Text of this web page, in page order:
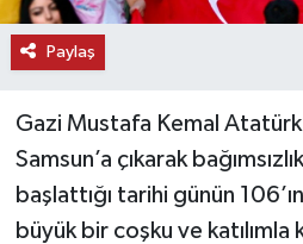
Paylaş
Gazi Mustafa Kemal
Samsun’a çıkarak
başlattığı tarihi günün
büyük bir coşku ve katılımla
TİCARET
YAŞAM